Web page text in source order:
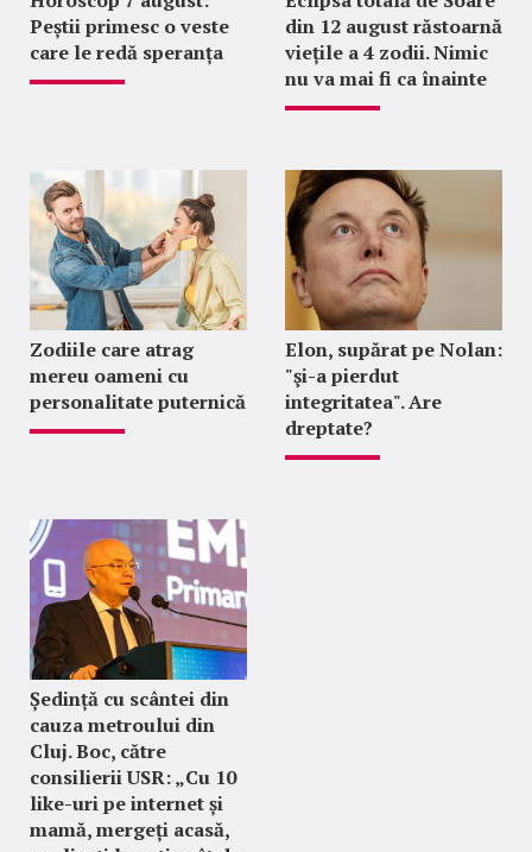
Peștii primesc o veste
care le redă speranța
din 12 august răstoarnă
viețile a 4 zodii. Nimic
nu va mai fi ca înainte
Zodiile care atrag
mereu oameni cu
personalitate puternică
Elon, supărat pe Nolan:
"şi-a pierdut
integritatea". Are
dreptate?
Ședință cu scântei din
cauza metroului din
Cluj. Boc, către
consilierii USR: „Cu 10
like-uri pe internet și
mamă, mergeți acasă,